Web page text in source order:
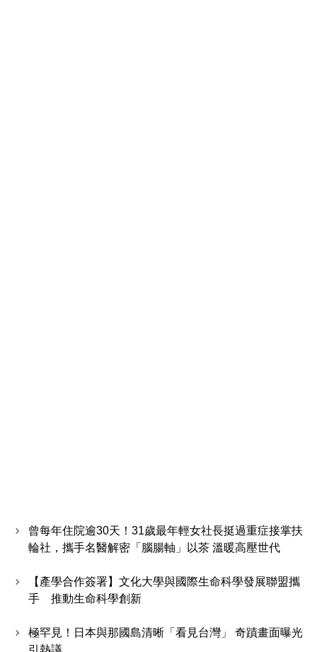
曾每年住院逾30天！31歲最年輕女社長挺過重症接掌扶
輪社，攜手名醫解密「腦腸軸」以茶 溫暖高壓世代
【產學合作簽署】文化大學與國際生命科學發展聯盟攜
手 推動生命科學創新
極罕見！日本與那國島清晰「看見台灣」 奇蹟畫面曝光
引熱議